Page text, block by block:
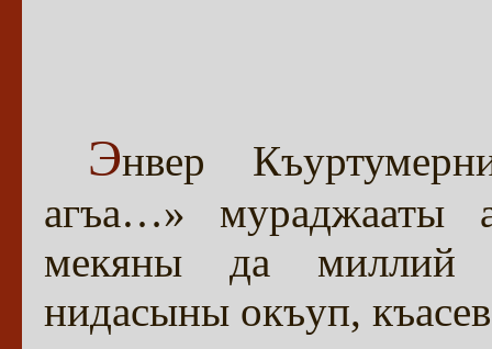
Энвер
агъа…» мураджааты
мекяны да миллий
нидасыны окъуп,